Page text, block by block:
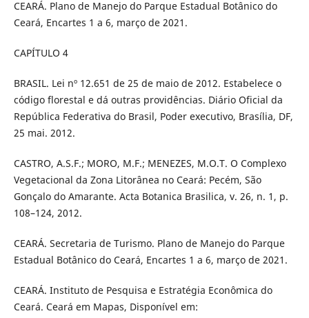
CEARÁ. Plano de Manejo do Parque Estadual Botânico do
Ceará, Encartes 1 a 6, março de 2021.
CAPÍTULO 4
BRASIL. Lei nº 12.651 de 25 de maio de 2012. Estabelece o
código florestal e dá outras providências. Diário Oficial da
República Federativa do Brasil, Poder executivo, Brasília, DF,
25 mai. 2012.
CASTRO, A.S.F.; MORO, M.F.; MENEZES, M.O.T. O Complexo
Vegetacional da Zona Litorânea no Ceará: Pecém, São
Gonçalo do Amarante. Acta Botanica Brasilica, v. 26, n. 1, p.
108–124, 2012.
CEARÁ. Secretaria de Turismo. Plano de Manejo do Parque
Estadual Botânico do Ceará, Encartes 1 a 6, março de 2021.
CEARÁ. Instituto de Pesquisa e Estratégia Econômica do
Ceará. Ceará em Mapas, Disponível em: